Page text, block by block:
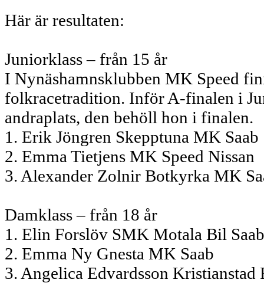
Här är resultaten:
Juniorklass – från 15 år
I Nynäshamnsklubben MK Speed
folkracetradition. Inför A-finalen i
andraplats, den behöll hon i finalen.
1. Erik Jöngren Skepptuna MK Saab
2. Emma Tietjens MK Speed Nissan
3. Alexander Zolnir Botkyrka MK
Damklass – från 18 år
1. Elin Forslöv SMK Motala Bil Saab
2. Emma Ny Gnesta MK Saab
3. Angelica Edvardsson Kristianstad